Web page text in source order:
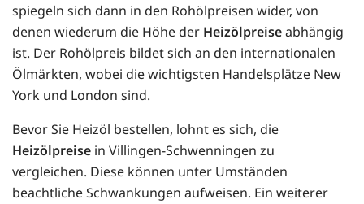
spiegeln sich dann in den Rohölpreisen wider, von
denen wiederum die Höhe der Heizölpreiseabhängig
ist. Der Rohölpreis bildet sich an den internationalen
Ölmärkten, wobei die wichtigsten Handelsplätze New
York und London sind.
Bevor Sie Heizöl bestellen, lohnt es sich, die
Heizölpreise in Villingen-Schwenningen zu
vergleichen. Diese können unter Umständen
beachtliche Schwankungen aufweisen. Ein weiterer